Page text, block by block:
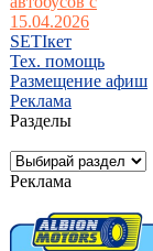
15.04.2026
SETIкет
Тех. помощь
Размещение афиш
Реклама
Разделы
Реклама